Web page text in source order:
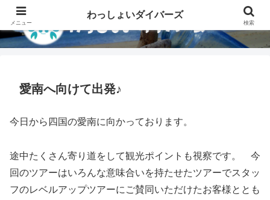
愛南へ向けて出発♪
今日から四国の愛南に向かっております。
途中たくさん寄り道をして観光ポイントも視察です。 今
回のツアーはいろんな意味合いを持たせたツアーでスタッ
フのレベルアップツアーにご賛同いただけたお客様ととも
メニュー
わっしょいダイバーズ
検索